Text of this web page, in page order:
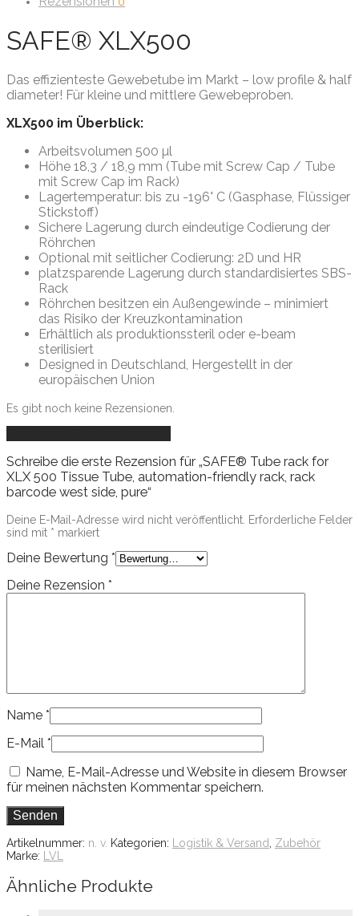
SAFE® XLX500
Das effizienteste Gewebetube im Markt – low profile & half
diameter! Für kleine und mittlere Gewebeproben.
XLX500 im Überblick:
Arbeitsvolumen 500 µl
Höhe 18,3 / 18,9 mm (Tube mit Screw Cap / Tube
mit Screw Cap im Rack)
Lagertemperatur: bis zu -196° C (Gasphase, Flüssiger
Stickstoff)
Sichere Lagerung durch eindeutige Codierung der
Röhrchen
Optional mit seitlicher Codierung: 2D und HR
platzsparende Lagerung durch standardisiertes SBS-
Rack
Röhrchen besitzen ein Außengewinde – minimiert
das Risiko der Kreuzkontamination
Erhältlich als produktionssteril oder e-beam
sterilisiert
Designed in Deutschland, Hergestellt in der
europäischen Union
Es gibt noch keine Rezensionen.
Schreibe die erste Rezension für „SAFE® Tube rack for
XLX 500 Tissue Tube, automation-friendly rack, rack
barcode west side, pure“
Deine E-Mail-Adresse wird nicht veröffentlicht. Erforderliche Felder
sind mit * markiert
Deine Bewertung *
Deine Rezension *
Name *
E-Mail *
Name, E-Mail-Adresse und Website in diesem Browser
für meinen nächsten Kommentar speichern.
Artikelnummer: n. v. Kategorien: Logistik & Versand Zubehör
Marke: LVL
Ähnliche Produkte